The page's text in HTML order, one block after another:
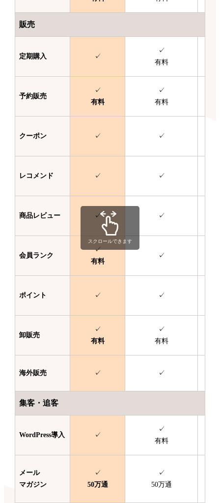
販売
定期購入 ✓
✓
有料
予約販売
✓
有料
✓
有料
クーポン ✓ ✓
レコメンド ✓ ✓
商品レビュー ✓ ✓
会員ランク
✓
有料
✓
ポイント ✓ ✓
卸販売
✓
有料
✓
有料
海外販売 ✓ ✓
集客・追客
WordPress導入 ✓
✓
有料
メール
マガジン
✓
50万通
✓
50万通
スクロールできます